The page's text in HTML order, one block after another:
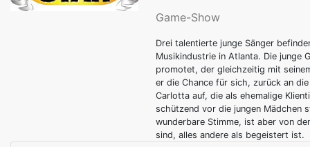
Game-Show
Drei talentierte junge Sänger
Musikindustrie in Atlanta. Die junge
promotet, der gleichzeitig mit
er die Chance für sich, zurück an
Carlotta auf, die als ehemalige
schützend vor die jungen Mädchen
wunderbare Stimme, ist aber von
sind, alles andere als begeistert ist.